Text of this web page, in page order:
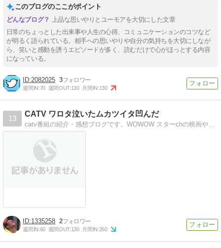
このブログのここがポイント
上品な思いやりとユーモアを大切にした文章
日常のちょっとした出来事や人生の心得、コミュニケーションのコツなど
が明るく語られている。相手への思いやりや自分の気持ちを大切にしなが
ら、笑いと感動を誘うエピソードが多く、読むだけで心がほっとする内容
になっている。
2082025 3
週間IN:70 週間OUT:130 月間IN:130
13
CATV ワロタ泣いたムカツイタ凹んだ
catv番組の紹介・感想ブログです。WOWOW スターchの映画やスポーツ番組を見まくってます！
1335258 2
週間IN:60 週間OUT:130 月間IN:260